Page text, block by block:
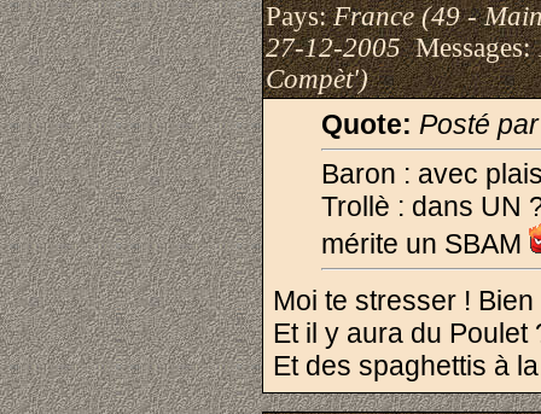
Pays:France (49 -
27-12-2005Messages:
Compèt')
Quote: Posté
Baron : avec
Trollè : dans UN
mérite un SBAM
Moi te stresser !
Et il y aura du Poulet
Et des spaghettis à